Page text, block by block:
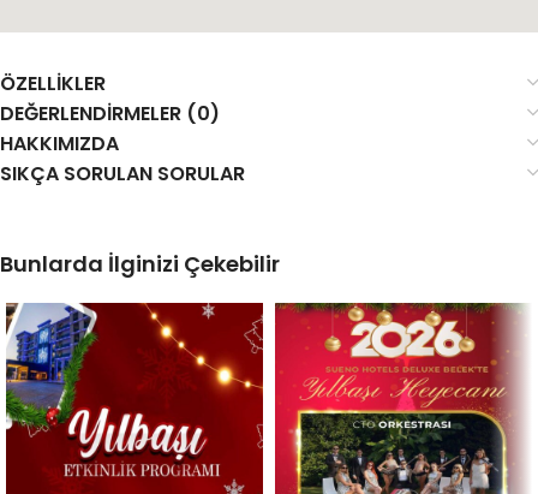
ÖZELLIKLER
DEĞERLENDIRMELER (0)
HAKKIMIZDA
SIKÇA SORULAN SORULAR
Bunlarda İlginizi Çekebilir